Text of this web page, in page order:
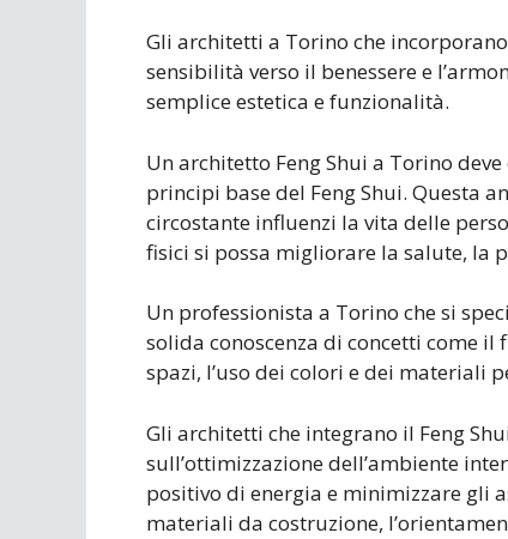
Gli architetti a Torino che
sensibilità verso il benessere e
semplice estetica e funzionalità.
Un architetto Feng Shui a Torino
principi base del Feng Shui. Questa
circostante influenzi la vita delle
fisici si possa migliorare la salute, la
Un professionista a Torino che si
solida conoscenza di concetti come il
spazi, l’uso dei colori e dei materiali
Gli architetti che integrano il Feng
sull’ottimizzazione dell’ambiente
positivo di energia e minimizzare gli
materiali da costruzione,